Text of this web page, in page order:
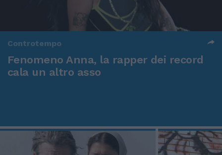
Controtempo
Fenomeno Anna, la rapper dei record
cala un altro asso